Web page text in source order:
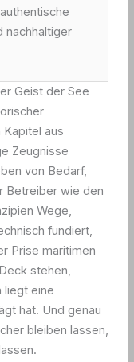
nachhaltiger
Geist der See
aus
Zeugnisse
von Bedarf,
Betreiber wie den
Wege,
fundiert,
Prise maritimen
stehen,
liegt eine
hat. Und genau
bleiben lassen,